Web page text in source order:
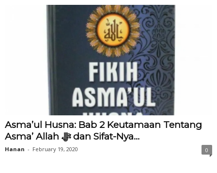
Asma’ul Husna: Bab 2 Keutamaan Tentang
Asma’ Allah ‎ﷻ dan Sifat-Nya...
Hanan - February 19, 2020 0